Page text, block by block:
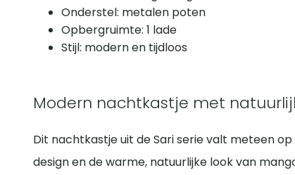
Onderstel: metalen poten
Opbergruimte: 1 lade
Stijl: modern en tijdloos
Modern nachtkastje met
Dit nachtkastje uit de Sari serie valt meteen
design en de warme, natuurlijke look van